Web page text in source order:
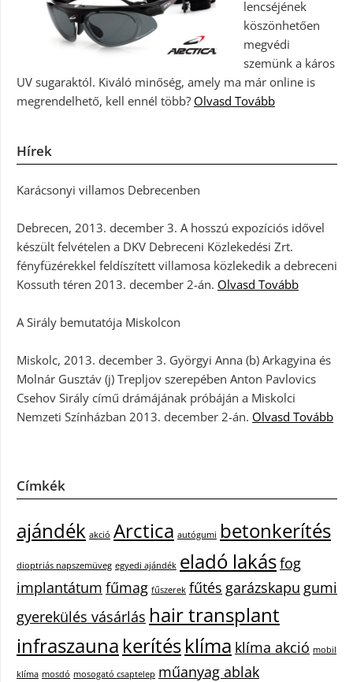
lencséjének
köszönhetően
megvédi
szemünk a káros
UV sugaraktól. Kiváló minőség, amely ma már online is
megrendelhető, kell ennél több? Olvasd Tovább
Hírek
Karácsonyi villamos Debrecenben
Debrecen, 2013. december 3. A hosszú expozíciós idővel
készült felvételen a DKV Debreceni Közlekedési Zrt.
fényfüzérekkel feldíszített villamosa közlekedik a debreceni
Kossuth téren 2013. december 2-án. Olvasd Tovább
A Sirály bemutatója Miskolcon
Miskolc, 2013. december 3. Györgyi Anna (b) Arkagyina és
Molnár Gusztáv (j) Trepljov szerepében Anton Pavlovics
Csehov Sirály című drámájának próbáján a Miskolci
Nemzeti Színházban 2013. december 2-án. Olvasd Tovább
Címkék
ajándék akció Arctica autógumi betonkerítés
dioptriás napszemüveg egyedi ajándék eladó lakásfog
implantátum fűmag fűszerek fűtés garázskapu gumi
gyerekülés vásárlás hair transplant
infraszauna kerítésklíma klíma akció mobil
klíma mosdó mosogató csaptelep műanyag ablak